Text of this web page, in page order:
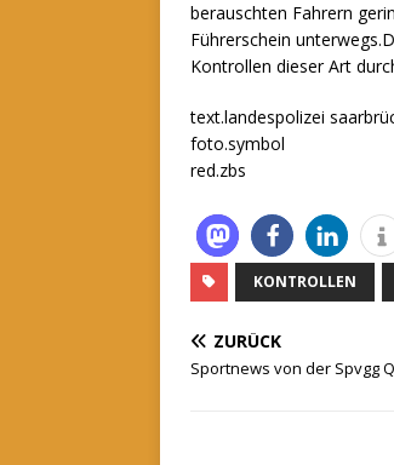
berauschten Fahrern
Führerschein
Kontrollen dieser Art
text.landespolizei
foto.symbol
red.zbs
KONTROLLEN
ZURÜCK
Sportnews von der Spvgg